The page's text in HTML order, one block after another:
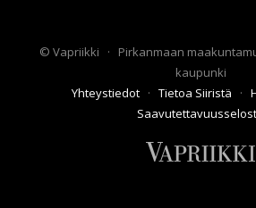
© Vapriikki · Pirkanmaan
kaupunki
Yhteystiedot · Tietoa Siiristä ·